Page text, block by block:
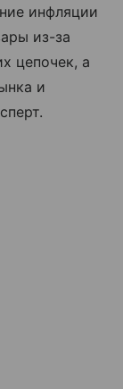
инфляции
из-за
цепочек, а
и